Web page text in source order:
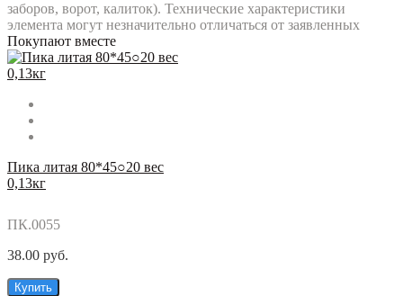
заборов, ворот, калиток). Технические характеристики
элемента могут незначительно отличаться от заявленных
Покупают вместе
Пика литая 80*45○20 вес
0,13кг
ПК.0055
38.00 руб.
Купить